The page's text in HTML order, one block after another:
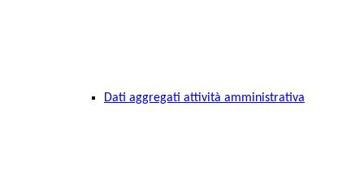
Dati aggregati attività amministrativa